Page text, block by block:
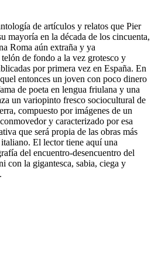
de artículos y relatos que Pier
mayoría en la década de los cincuenta,
Roma aún extraña y ya
telón de fondo a la vez grotesco y
por primera vez en España. En
entonces un joven con poco dinero
de poeta en lengua friulana y una
un variopinto fresco sociocultural de
compuesto por imágenes de un
y caracterizado por esa
que será propia de las obras más
El lector tiene aquí una
del encuentro-desencuentro del
con la gigantesca, sabia, ciega y